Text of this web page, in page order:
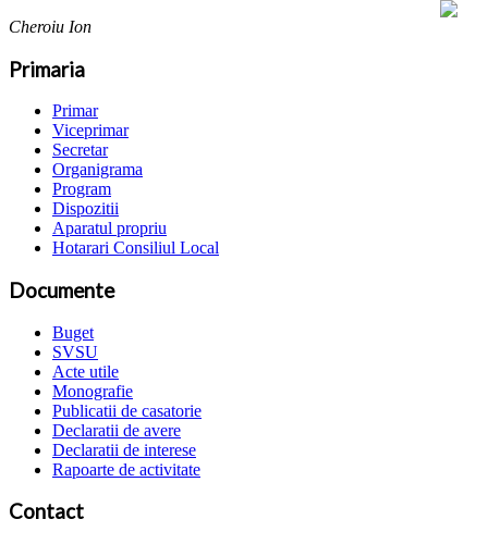
Cheroiu Ion
Primaria
Primar
Viceprimar
Secretar
Organigrama
Program
Dispozitii
Aparatul propriu
Hotarari Consiliul Local
Documente
Buget
SVSU
Acte utile
Monografie
Publicatii de casatorie
Declaratii de avere
Declaratii de interese
Rapoarte de activitate
Contact